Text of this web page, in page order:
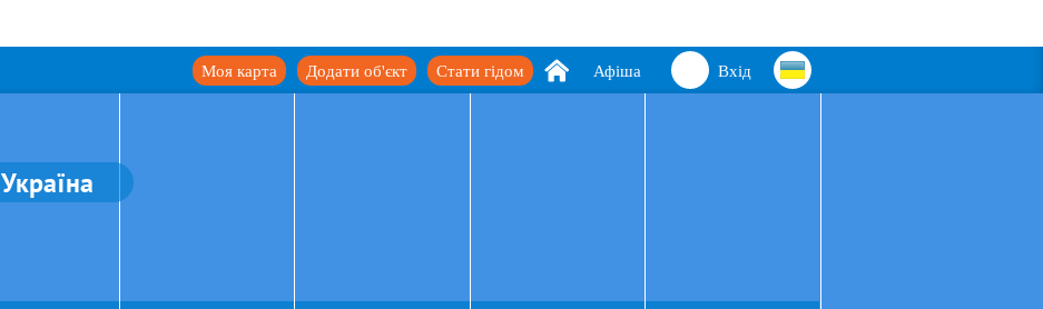
Вхід
Афіша
Стати гідом
Додати об'єкт
Моя карта
Україна